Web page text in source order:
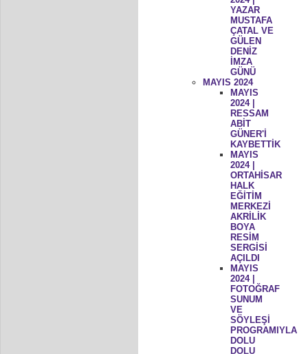
YAZAR
MUSTAFA
ÇATAL VE
GÜLEN
DENİZ
İMZA
GÜNÜ
MAYIS 2024
MAYIS
2024 |
RESSAM
ABİT
GÜNER'İ
KAYBETTİK
MAYIS
2024 |
ORTAHİSAR
HALK
EĞİTİM
MERKEZİ
AKRİLİK
BOYA
RESİM
SERGİSİ
AÇILDI
MAYIS
2024 |
FOTOĞRAF
SUNUM
VE
SÖYLEŞİ
PROGRAMIYLA
DOLU
DOLU